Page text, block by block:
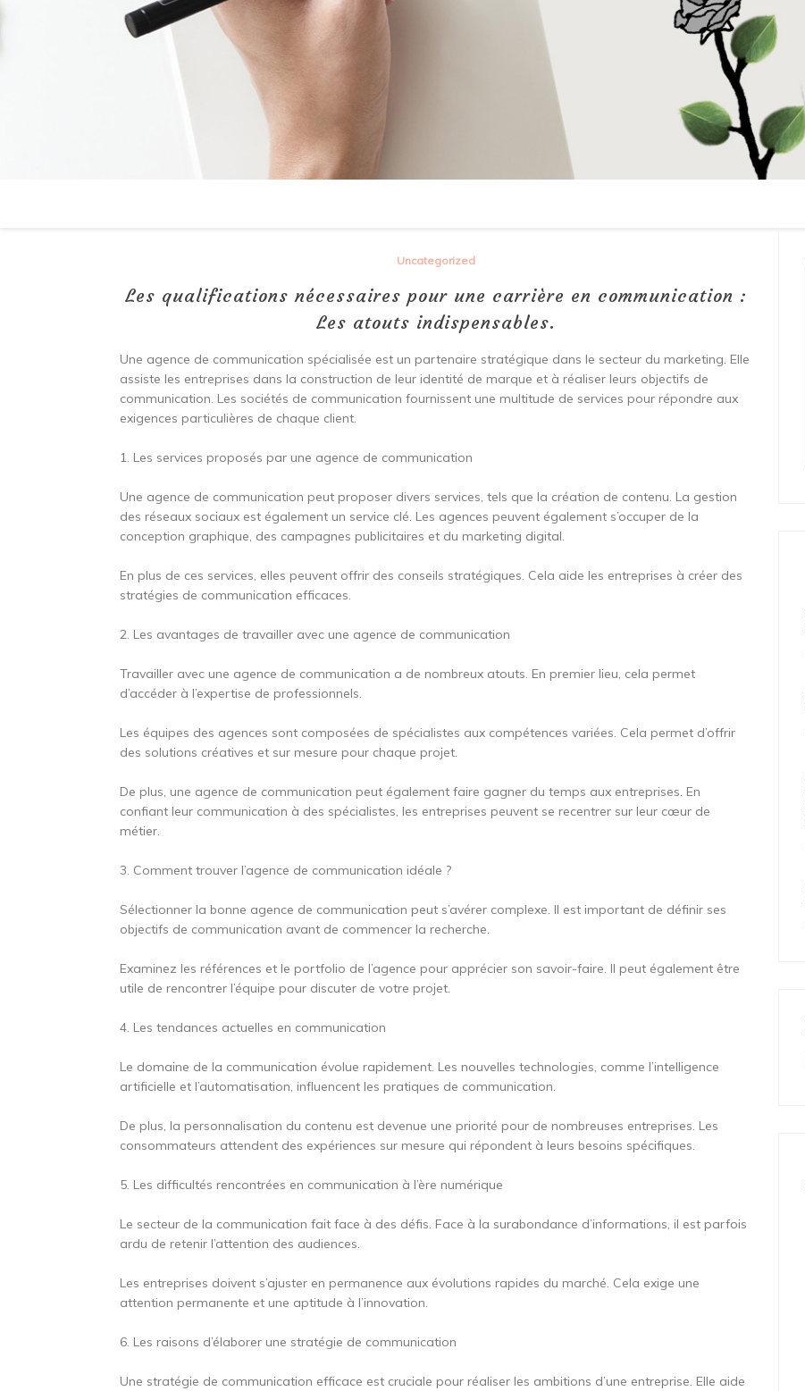
Uncategorized
Les qualifications nécessaires pour une carrière en communication :
Les atouts indispensables.
Une agence de communication spécialisée est un partenaire stratégique dans le secteur du marketing. Elle
assiste les entreprises dans la construction de leur identité de marque et à réaliser leurs objectifs de
communication. Les sociétés de communication fournissent une multitude de services pour répondre aux
exigences particulières de chaque client.
1. Les services proposés par une agence de communication
Une agence de communication peut proposer divers services, tels que la création de contenu. La gestion
des réseaux sociaux est également un service clé. Les agences peuvent également s’occuper de la
conception graphique, des campagnes publicitaires et du marketing digital.
En plus de ces services, elles peuvent offrir des conseils stratégiques. Cela aide les entreprises à créer des
stratégies de communication efficaces.
2. Les avantages de travailler avec une agence de communication
Travailler avec une agence de communication a de nombreux atouts. En premier lieu, cela permet
d’accéder à l’expertise de professionnels.
Les équipes des agences sont composées de spécialistes aux compétences variées. Cela permet d’offrir
des solutions créatives et sur mesure pour chaque projet.
De plus, une agence de communication peut également faire gagner du temps aux entreprises. En
confiant leur communication à des spécialistes, les entreprises peuvent se recentrer sur leur cœur de
métier.
3. Comment trouver l’agence de communication idéale ?
Sélectionner la bonne agence de communication peut s’avérer complexe. Il est important de définir ses
objectifs de communication avant de commencer la recherche.
Examinez les références et le portfolio de l’agence pour apprécier son savoir-faire. Il peut également être
utile de rencontrer l’équipe pour discuter de votre projet.
4. Les tendances actuelles en communication
Le domaine de la communication évolue rapidement. Les nouvelles technologies, comme l’intelligence
artificielle et l’automatisation, influencent les pratiques de communication.
De plus, la personnalisation du contenu est devenue une priorité pour de nombreuses entreprises. Les
consommateurs attendent des expériences sur mesure qui répondent à leurs besoins spécifiques.
5. Les difficultés rencontrées en communication à l’ère numérique
Le secteur de la communication fait face à des défis. Face à la surabondance d’informations, il est parfois
ardu de retenir l’attention des audiences.
Les entreprises doivent s’ajuster en permanence aux évolutions rapides du marché. Cela exige une
attention permanente et une aptitude à l’innovation.
6. Les raisons d’élaborer une stratégie de communication
Une stratégie de communication efficace est cruciale pour réaliser les ambitions d’une entreprise. Elle aide